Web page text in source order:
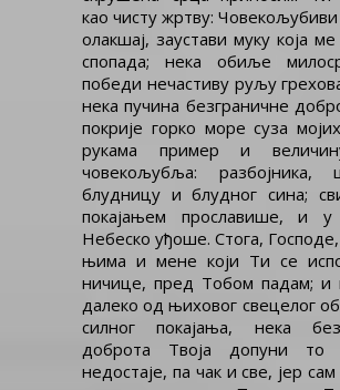
као чисту жртву:
олакшај, заустави муку која
спопада; нека обиље
победи нечастиву руљу
нека пучина безграничне
покрије горко море суза
рукама пример и
човекољубља: разбојника,
блудницу и блудног сина;
покајањем прославише, и у
Небеско уђоше. Стога,
њима и мене који Ти се
ничице, пред Тобом падам; и
далеко од њиховог свецелог
силног покајања, нека
доброта Твоја допуни
недостаје, па чак и све, јер